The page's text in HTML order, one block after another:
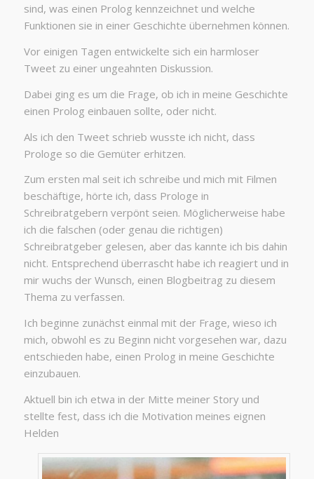
sind, was einen Prolog kennzeichnet und welche
Funktionen sie in einer Geschichte übernehmen können.
Vor einigen Tagen entwickelte sich ein harmloser
Tweet zu einer ungeahnten Diskussion.
Dabei ging es um die Frage, ob ich in meine Geschichte
einen Prolog einbauen sollte, oder nicht.
Als ich den Tweet schrieb wusste ich nicht, dass
Prologe so die Gemüter erhitzen.
Zum ersten mal seit ich schreibe und mich mit Filmen
beschäftige, hörte ich, dass Prologe in
Schreibratgebern verpönt seien. Möglicherweise habe
ich die falschen (oder genau die richtigen)
Schreibratgeber gelesen, aber das kannte ich bis dahin
nicht. Entsprechend überrascht habe ich reagiert und in
mir wuchs der Wunsch, einen Blogbeitrag zu diesem
Thema zu verfassen.
Ich beginne zunächst einmal mit der Frage, wieso ich
mich, obwohl es zu Beginn nicht vorgesehen war, dazu
entschieden habe, einen Prolog in meine Geschichte
einzubauen.
Aktuell bin ich etwa in der Mitte meiner Story und
stellte fest, dass ich die Motivation meines eignen
Helden